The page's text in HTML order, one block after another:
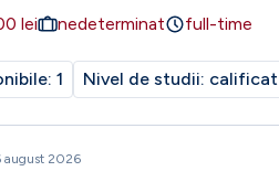
lei nedeterminat full-time
1 Nivel de studii: calificat
august 2026